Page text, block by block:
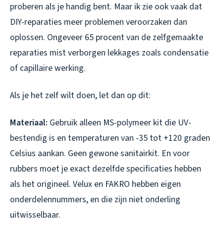
proberen als je handig bent. Maar ik zie ook vaak dat
DIY-reparaties meer problemen veroorzaken dan
oplossen. Ongeveer 65 procent van de zelfgemaakte
reparaties mist verborgen lekkages zoals condensatie
of capillaire werking.
Als je het zelf wilt doen, let dan op dit:
Materiaal: Gebruik alleen MS-polymeer kit die UV-
bestendig is en temperaturen van -35 tot +120 graden
Celsius aankan. Geen gewone sanitairkit. En voor
rubbers moet je exact dezelfde specificaties hebben
als het origineel. Velux en FAKRO hebben eigen
onderdelennummers, en die zijn niet onderling
uitwisselbaar.